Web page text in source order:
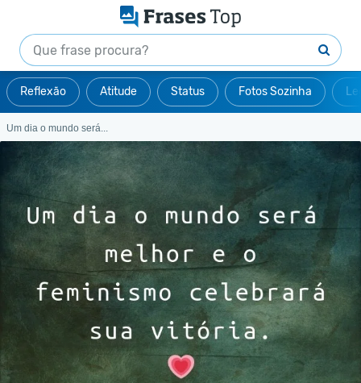
Reflexão Atitude Status Fotos Sozinha
Um dia o mundo será...